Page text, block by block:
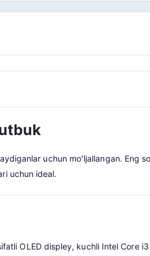
uchun moʻljallangan. Eng
uchun ideal.
OLED displey, kuchli Intel Core